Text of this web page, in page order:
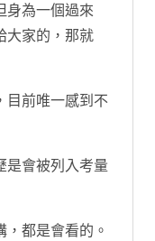
身為一個過來
大家的，那就
目前唯一感到不
是會被列入考量
都是會看的。